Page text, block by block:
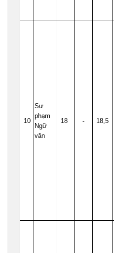
10
Sư
phạm
Ngữ
văn
18 - 18,5